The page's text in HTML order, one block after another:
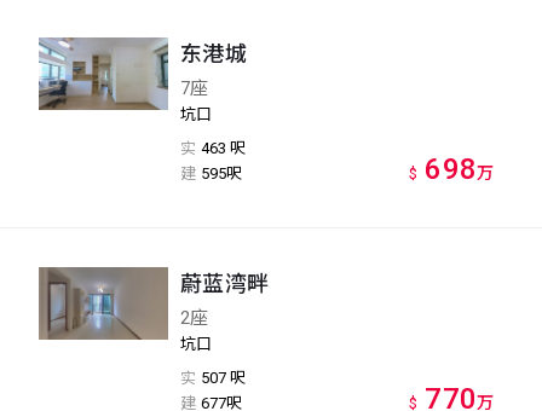
东港城
7座
坑口
实 463 呎
建 595呎 $ 698万
蔚蓝湾畔
2座
坑口
实 507 呎
建 677呎 $ 770万